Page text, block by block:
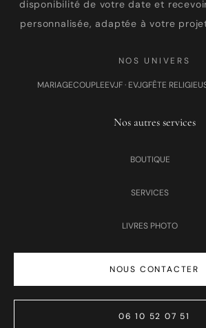
disponibilité de votre date et
personnalisée, adaptée à votre
NOS UNIVERS
MARIAGECOUPLEEVJF · EVJGFÊTE
Nos autres services
BOUTIQUE
SERVICES
LIVRES PHOTO
NOUS CONTACTER
06 10 52 07 51